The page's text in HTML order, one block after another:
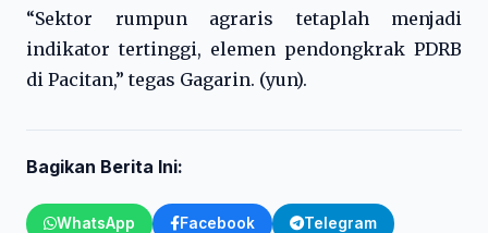
“Sektor rumpun agraris tetaplah menjadi
indikator tertinggi, elemen pendongkrak PDRB
di Pacitan,” tegas Gagarin. (yun).
Bagikan Berita Ini:
WhatsApp Facebook Telegram